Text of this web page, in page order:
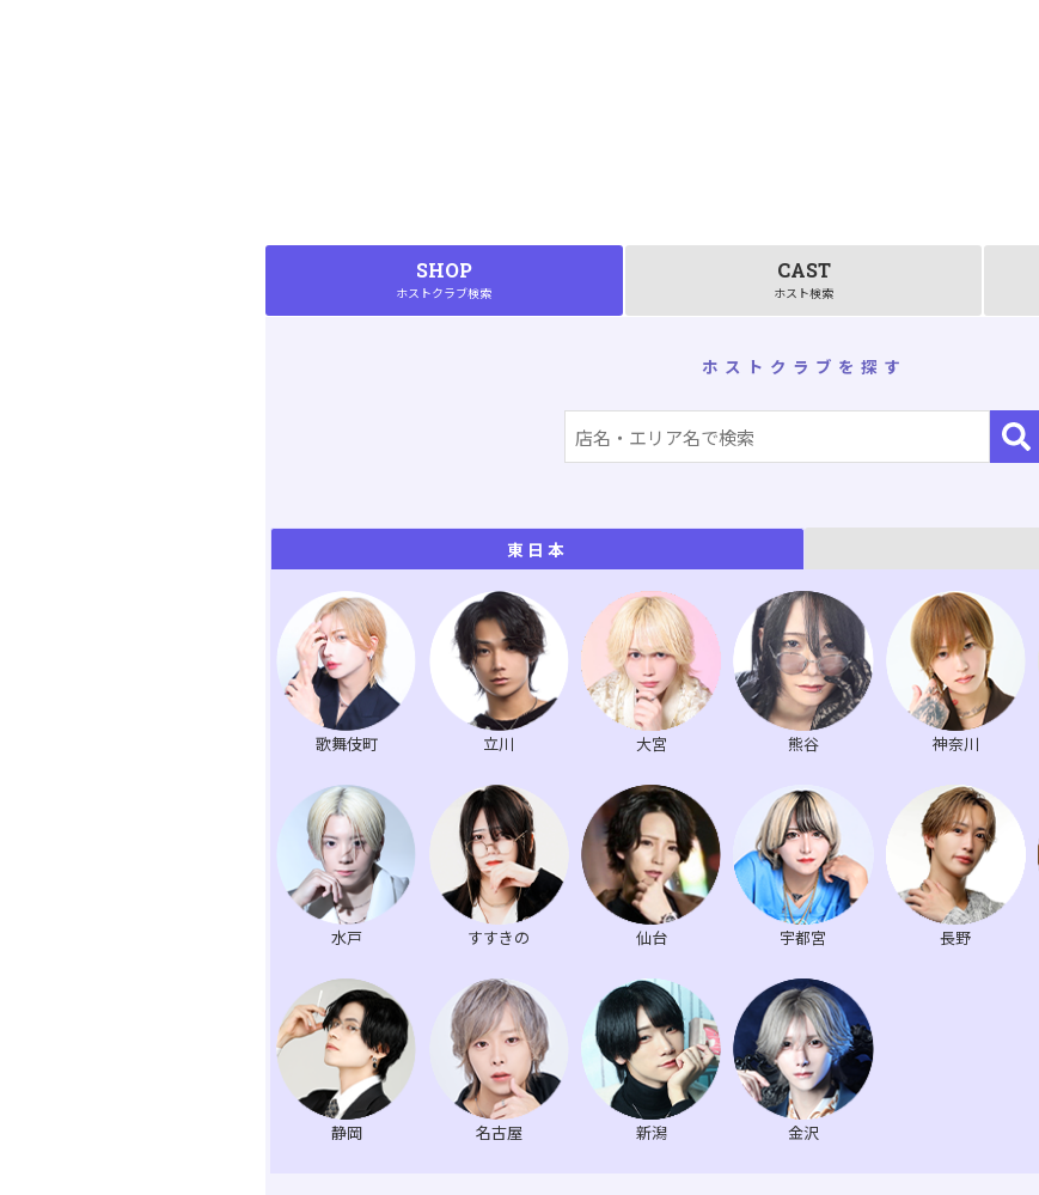
SHOP
ホストクラブ検索
ホストクラブを探す
東日本
歌舞伎町 立川 大宮 熊谷 神奈川
水戸 すすきの 仙台 宇都宮 長野
静岡 名古屋 新潟 金沢
CAST
ホスト検索